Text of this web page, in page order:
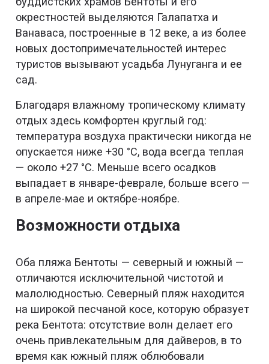
окрестностей выделяются Галапатха и
Ванаваса, построенные в 12 веке, а из более
новых достопримечательностей интерес
туристов вызывают усадьба Лунуганга и ее
сад.
Благодаря влажному тропическому климату
отдых здесь комфортен круглый год:
температура воздуха практически никогда не
опускается ниже +30 °С, вода всегда теплая
— около +27 °С. Меньше всего осадков
выпадает в январе-феврале, больше всего —
в апреле-мае и октябре-ноябре.
Возможности отдыха
Оба пляжа Бентоты — северный и южный —
отличаются исключительной чистотой и
малолюдностью. Северный пляж находится
на широкой песчаной косе, которую образует
река Бентота: отсутствие волн делает его
очень привлекательным для дайверов, в то
время как южный пляж облюбовали